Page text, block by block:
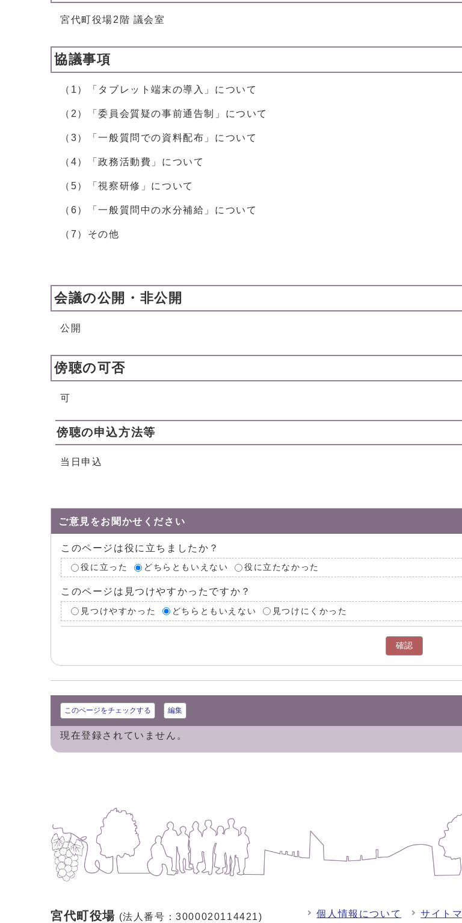
宮代町役場2階 議会室
協議事項
（1）「タブレット端末の導入」について
（2）「委員会質疑の事前通告制」について
（3）「一般質問での資料配布」について
（4）「政務活動費」について
（5）「視察研修」について
（6）「一般質問中の水分補給」について
（7）その他
会議の公開・非公開
公開
傍聴の可否
可
傍聴の申込方法等
当日申込
ご意見をお聞かせください
このページは役に立ちましたか？
役に立った どちらともいえない 役に立たなかった
このページは見つけやすかったですか？
見つけやすかった どちらともいえない 見つけにくかった
確認
このページをチェックする 編集
現在登録されていません。
宮代町役場 (法人番号：3000020114421) 個人情報について サイト